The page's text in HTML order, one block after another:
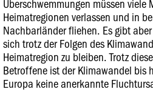
Überschwemmungen müssen viele
Heimatregionen verlassen und in
Nachbarländer fliehen. Es gibt
sich trotz der Folgen des
Heimatregion zu bleiben. Trotz
Betroffene ist der Klimawandel bis
Europa keine anerkannte